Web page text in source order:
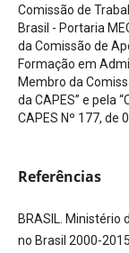
Comissão de
Brasil - Portaria
da Comissão de
Formação em
Membro da
da CAPES” e pela
CAPES Nº 177, de
Referências
BRASIL. Ministério
no Brasil 2000-